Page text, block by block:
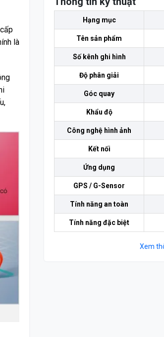
là
Hạng mục
Tên sản phẩm
Số kênh ghi hình
Độ phân giải
Góc quay
Khẩu độ
Công nghệ hình ảnh
Kết nối
Ứng dụng
GPS / G-Sensor
Tính năng an toàn
Tính năng đặc biệt
Xem